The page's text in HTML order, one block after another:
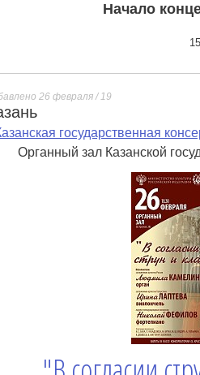
Начало
26 февраля / 19
государственная
Органный зал Казанской